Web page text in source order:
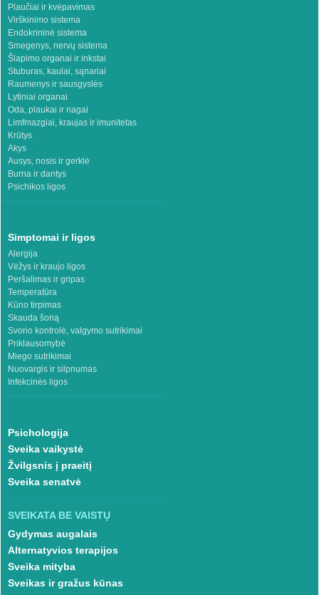
Plaučiai ir kvėpavimas
Virškinimo sistema
Endokrininė sistema
Smegenys, nervų sistema
Šlapimo organai ir inkstai
Stuburas, kaulai, sąnariai
Raumenys ir sausgyslės
Lytiniai organai
Oda, plaukai ir nagai
Limfmazgiai, kraujas ir imunitetas
Krūtys
Akys
Ausys, nosis ir gerklė
Burna ir dantys
Psichikos ligos
Simptomai ir ligos
Alergija
Vėžys ir kraujo ligos
Peršalimas ir gripas
Temperatūra
Kūno tirpimas
Skauda šoną
Svorio kontrolė, valgymo sutrikimai
Priklausomybė
Miego sutrikimai
Nuovargis ir silpnumas
Infekcinės ligos
Psichologija
Sveika vaikystė
Žvilgsnis į praeitį
Sveika senatvė
SVEIKATA BE VAISTŲ
Gydymas augalais
Alternatyvios terapijos
Sveika mityba
Sveikas ir gražus kūnas